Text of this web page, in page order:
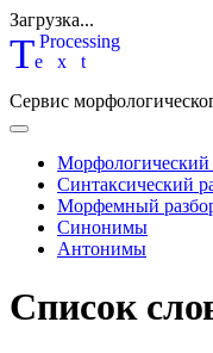
Загрузка...
Text
Processing
Сервис
Морфологический
Синтаксический
Морфемный
Синонимы
Антонимы
Список